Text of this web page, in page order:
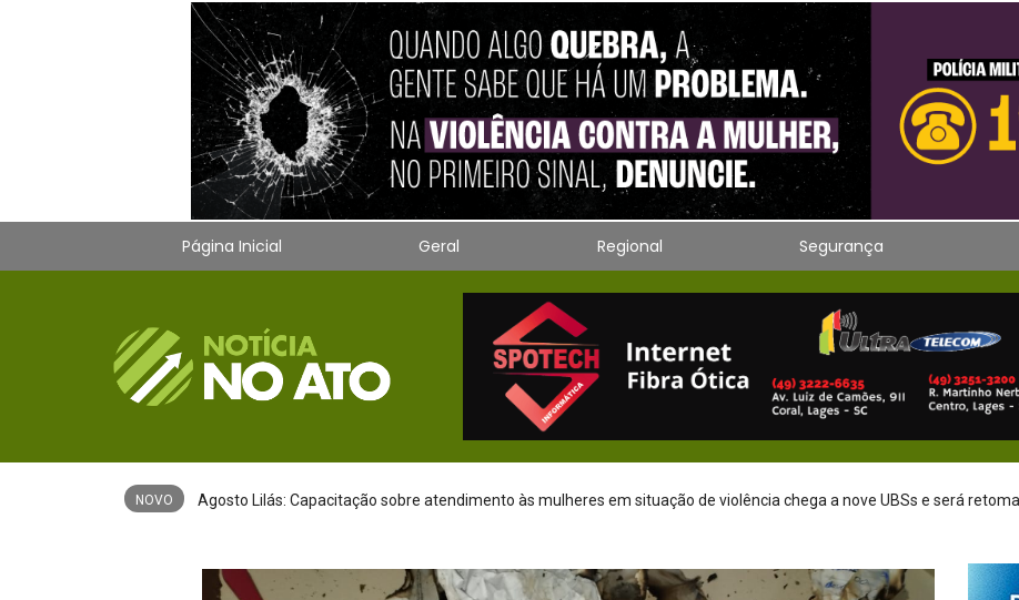
Página Inicial Geral Regional Segurança
NOVO Agosto Lilás: Capacitação sobre atendimento às mulheres em situação de violência chega a nove UBSs e será